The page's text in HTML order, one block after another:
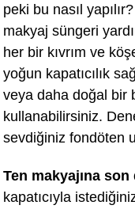
peki bu nasıl
makyaj süngeri
her bir kıvrım ve
yoğun kapatıcılık
veya daha doğal bir
kullanabilirsiniz.
sevdiğiniz fondöten
Ten makyajına
kapatıcıyla